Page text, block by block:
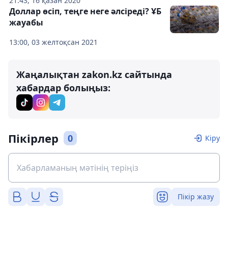
13:00, 03 желтоқсан 2021
Доллар өсіп, теңге неге әлсіреді? ҰБ
жауабы
Жаңалықтан zakon.kz сайтында
хабардар болыңыз:
Пікірлер 0 Кіру
Пікір жазу